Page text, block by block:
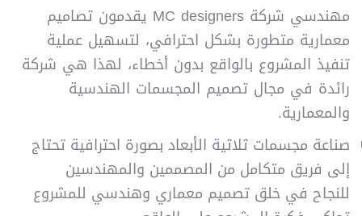
مهندسي شركة MC designers يقدمون تصاميم
معمارية متطورة بشكل احترافي، لتسهيل عملية
تنفيذ المشروع بالواقع بدون أخطاء، لهذا هي شركة
رائدة في مجال تصميم المجسمات الهندسية
والمعمارية.
صناعة مجسمات ثلاثية الأبعاد بصورة احترافية تحتاج
إلى فريق متكامل من المصممين والمهندسين
للنجاح في خلق تصميم معماري وهندسي للمشروع